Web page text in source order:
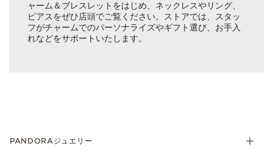
ャーム＆ブレスレットをはじめ、ネックレスやリング、
ピアスをぜひ店頭でご覧ください。ストアでは、スタッ
フがチャームでのパーソナライズやギフト選び、お手入
れなどをサポートいたします。
PANDORAジュエリー